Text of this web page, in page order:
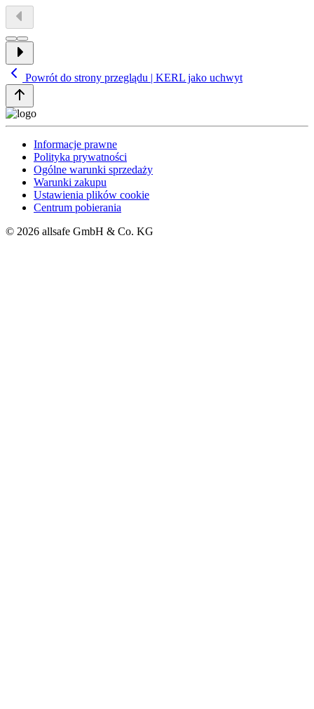
Powrót do strony przeglądu | KERL jako uchwyt
Informacje prawne
Polityka prywatności
Ogólne warunki sprzedaży
Warunki zakupu
Ustawienia plików cookie
Centrum pobierania
© 2026 allsafe GmbH & Co. KG